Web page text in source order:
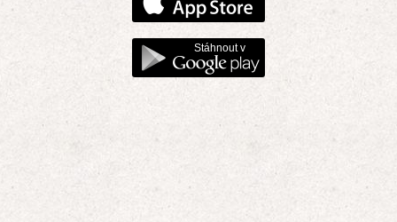
Stáhnout v